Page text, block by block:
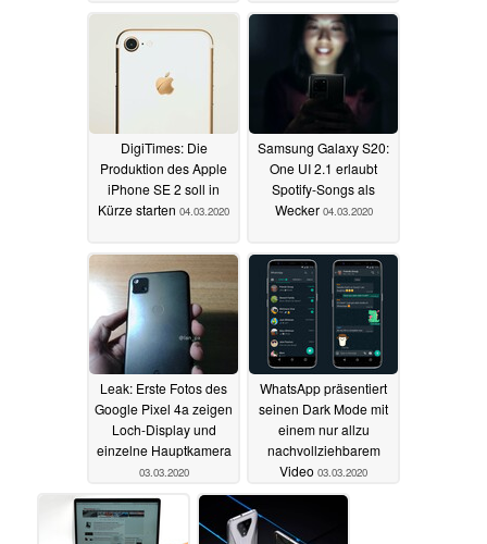
DigiTimes: Die
Produktion des Apple
iPhone SE 2 soll in
Kürze starten 04.03.2020
Samsung Galaxy S20:
One UI 2.1 erlaubt
Spotify-Songs als
Wecker 04.03.2020
Leak: Erste Fotos des
Google Pixel 4a zeigen
Loch-Display und
einzelne Hauptkamera
03.03.2020
WhatsApp präsentiert
seinen Dark Mode mit
einem nur allzu
nachvollziehbarem
Video 03.03.2020